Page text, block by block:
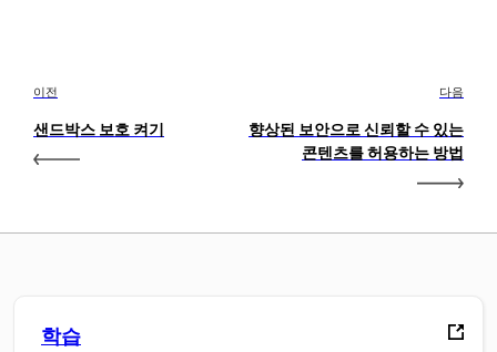
이전
샌드박스 보호 켜기
다음
향상된 보안으로 신뢰할 수 있는
콘텐츠를 허용하는 방법
학습